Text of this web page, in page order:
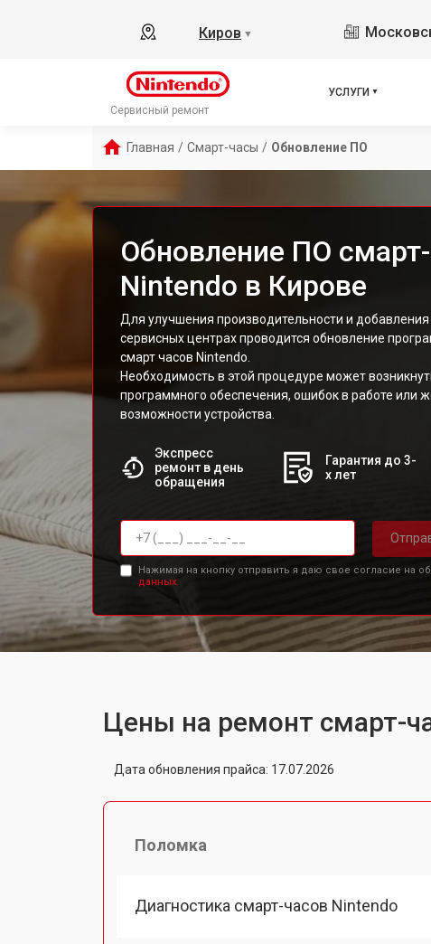
Киров ▼
Сервисный ремонт
УСЛУГИ
Главная / Смарт-часы / Обновление ПО
Обновление ПО
Nintendo в Кирове
Для улучшения производительности и
сервисных центрах проводится обновление
смарт часов Nintendo.
Необходимость в этой процедуре может
программного обеспечения, ошибок в работе или
возможности устройства.
Экспресс
ремонт в день
обращения
Гарантия до 3-
х лет
Нажимая на кнопку отправить я даю свое согласие на
данных.
Цены на ремонт смарт-
Дата обновления прайса: 17.07.2026
Поломка
Диагностика смарт-часов Nintendo